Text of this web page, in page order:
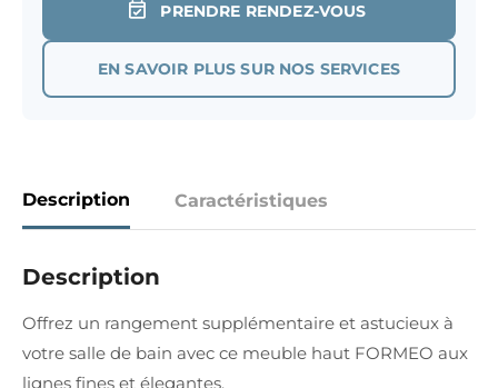
PRENDRE RENDEZ-VOUS
EN SAVOIR PLUS SUR NOS SERVICES
Description Caractéristiques
Description
Offrez un rangement supplémentaire et astucieux à
votre salle de bain avec ce meuble haut FORMEO aux
lignes fines et élegantes.